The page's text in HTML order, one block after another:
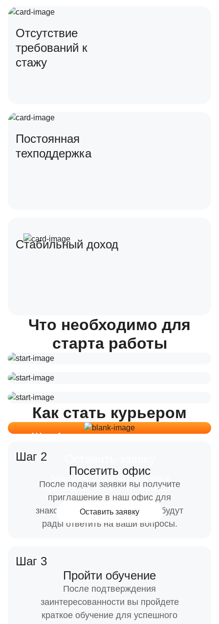
Отсутствие
требований к
стажу
Постоянная
техподдержка
Стабильный доход
Что необходимо для
старта работы
Статус самозанятого
Смартфон с интернетом
Автомобиль для
автокурьеров
Как стать курьером
Шаг 1
Заполните заявку на сайте или в
приложении, чтобы стать курьером.
Оставить заявку
Шаг 2
Посетить офис
После подачи заявки вы получите
приглашение в наш офис для
знакомства. Наши сотрудники будут
рады ответить на ваши вопросы.
Шаг 3
Пройти обучение
После подтверждения
заинтересованности вы пройдете
краткое обучение для успешного